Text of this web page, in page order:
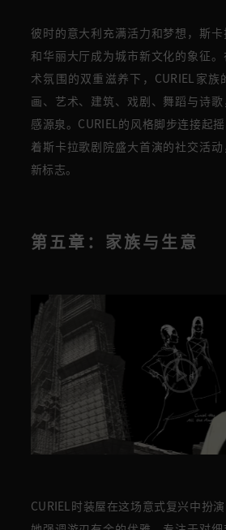
彼时的意大利充满活力和梦想，斯
和华丽大厅成为城市新文化的象征
术氛围的双重滋养下，CURIEL家族
画、艺术、建筑、戏剧、舞蹈与诗
感源泉。CURIEL的风格脚步连接起
着斯卡拉歌剧院盛大首演的社交活
新标志。
第五章：家族与生意
CURIEL时装屋在这场意式复兴中扮